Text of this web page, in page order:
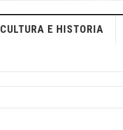
CULTURA E HISTORIA